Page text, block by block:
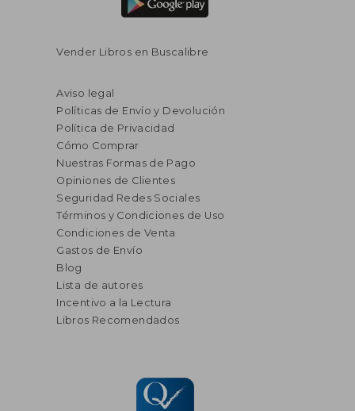
Vender Libros en Buscalibre
Aviso legal
Políticas de Envío y Devolución
Política de Privacidad
Cómo Comprar
Nuestras Formas de Pago
Opiniones de Clientes
Seguridad Redes Sociales
Términos y Condiciones de Uso
Condiciones de Venta
Gastos de Envío
Blog
Lista de autores
Incentivo a la Lectura
Libros Recomendados